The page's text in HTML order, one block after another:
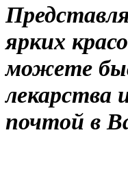
ярких
можете
лекарства
почтой в